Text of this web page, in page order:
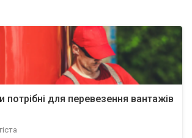
потрібні для перевезення вантажів